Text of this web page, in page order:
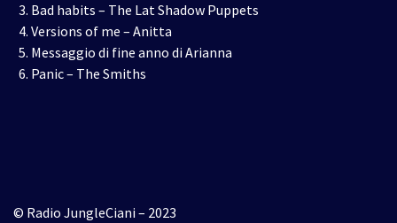
Bad habits – The Lat Shadow Puppets
Versions of me – Anitta
Messaggio di fine anno di Arianna
Panic – The Smiths
© Radio JungleCiani – 2023